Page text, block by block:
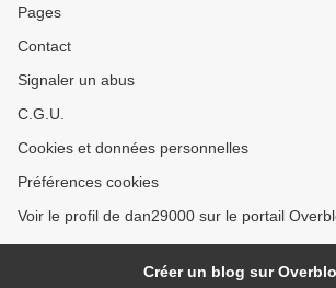
Pages
Contact
Signaler un abus
C.G.U.
Cookies et données personnelles
Préférences cookies
Voir le profil de dan29000 sur le portail
Créer un blog sur